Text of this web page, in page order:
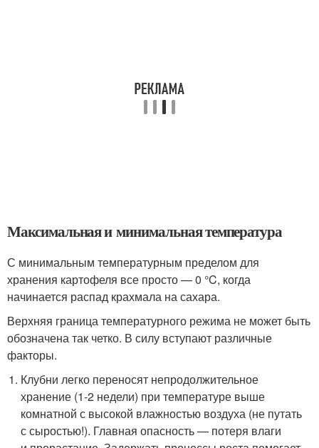
Максимальная и минимальная температура
С минимальным температурным пределом для
хранения картофеля все просто — 0 °C, когда
начинается распад крахмала на сахара.
Верхняя граница температурного режима не может быть
обозначена так четко. В силу вступают различные
факторы.
Клубни легко переносят непродолжительное
хранение (1-2 недели) при температуре выше
комнатной с высокой влажностью воздуха (не путать
с сыростью!). Главная опасность — потеря влаги